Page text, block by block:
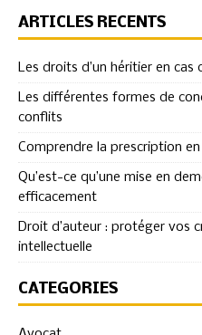
ARTICLES RÉCENTS
Les droits d’un héritier en
Les différentes formes de
conflits
Comprendre la prescription
Qu’est-ce qu’une mise en
efficacement
Droit d’auteur : protéger vos
intellectuelle
CATÉGORIES